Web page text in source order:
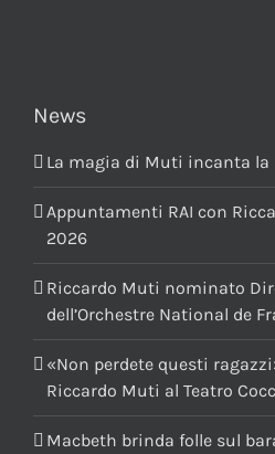
News
La magia di Muti incanta la
Appuntamenti RAI con
2026
Riccardo Muti nominato
dell’Orchestre National de
«Non perdete questi
Riccardo Muti al Teatro
Macbeth brinda folle sul